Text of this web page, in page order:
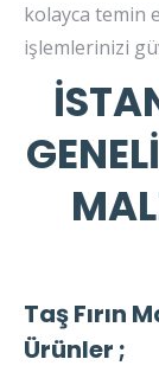
kolayca temin
işlemlerinizi
Taş Fırın
Ürünler ;